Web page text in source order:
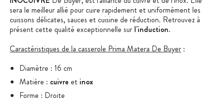
sera le meilleur allié pour cuire rapidement et uniformément les
cuissons délicates, sauces et cuisine de réduction. Retrouvez à
présent cette qualité exceptionnelle sur l'induction.
Caractéristiques de la casserole Prima Matera De Buyer :
Diamètre : 16 cm
Matière : cuivre et inox
Forme : Droite